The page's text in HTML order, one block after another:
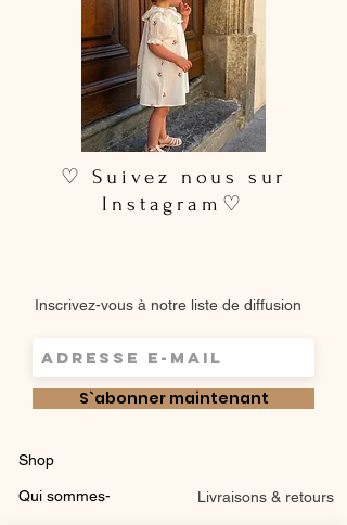
♡ Suivez nous sur
Instagram♡
Inscrivez-vous à notre liste de diffusion
S`abonner maintenant
Shop
Qui sommes- Livraisons & retours